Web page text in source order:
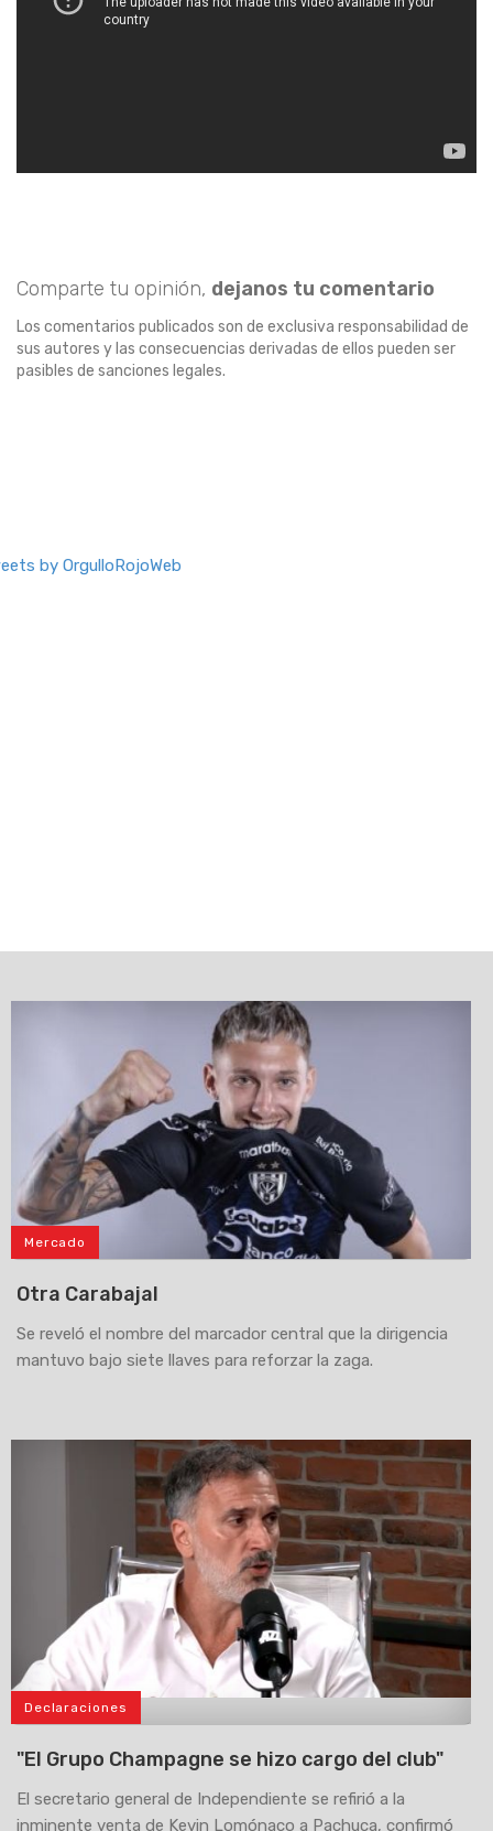
Comparte tu opinión, dejanos tu comentario
Los comentarios publicados son de exclusiva responsabilidad de
sus autores y las consecuencias derivadas de ellos pueden ser
pasibles de sanciones legales.
by OrgulloRojoWeb
Mercado
Otra Carabajal
Se reveló el nombre del marcador central que la dirigencia
mantuvo bajo siete llaves para reforzar la zaga.
Declaraciones
"El Grupo Champagne se hizo cargo del club"
El secretario general de Independiente se refirió a la
inminente venta de Kevin Lomónaco a Pachuca, confirmó